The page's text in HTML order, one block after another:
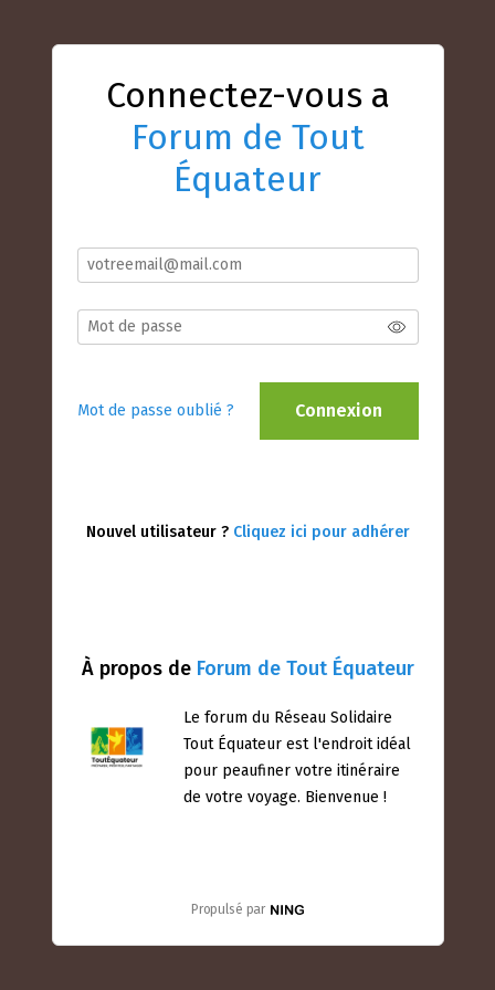
À propos de Forum de Tout Équateur
Le forum du Réseau Solidaire
Tout Équateur est l'endroit idéal
pour peaufiner votre itinéraire
de votre voyage. Bienvenue !
Propulsé par
Connectez-vous a
Forum de Tout
Équateur
Mot de passe oublié ? Connexion
Nouvel utilisateur ? Cliquez ici pour adhérer